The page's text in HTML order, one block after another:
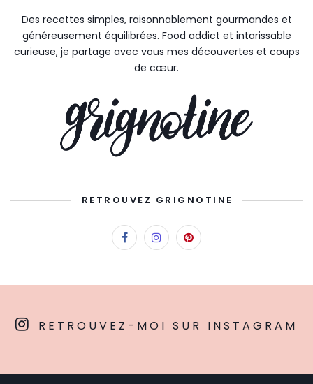
Des recettes simples, raisonnablement gourmandes et
généreusement équilibrées. Food addict et intarissable
curieuse, je partage avec vous mes découvertes et coups
de cœur.
RETROUVEZ GRIGNOTINE
RETROUVEZ-MOI SUR INSTAGRAM